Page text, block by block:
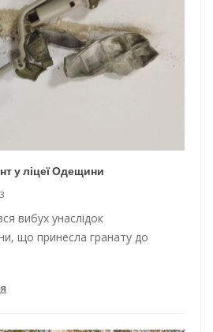
у ліцеї Одещини
вибух унаслідок
що принесла гранату до